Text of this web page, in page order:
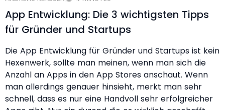
App Entwicklung: Die 3 wichtigsten Tipps
für Gründer und Startups
Die App Entwicklung für Gründer und Startups ist kein
Hexenwerk, sollte man meinen, wenn man sich die
Anzahl an Apps in den App Stores anschaut. Wenn
man allerdings genauer hinsieht, merkt man sehr
schnell, dass es nur eine Handvoll sehr erfolgreicher